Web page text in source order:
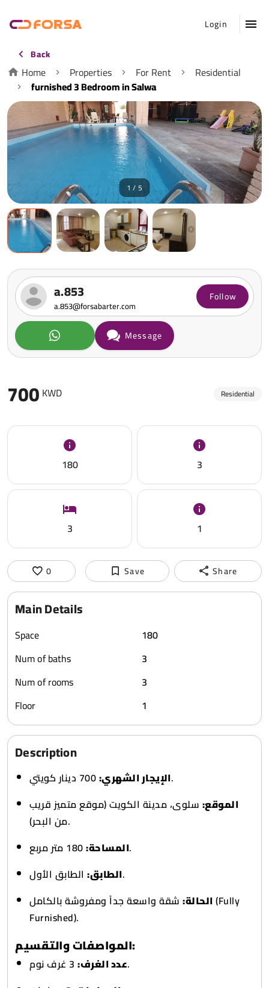
Login
Back
Home Properties For Rent
Residential
furnished 3 Bedroom in Salwa
700 KWD Residential
180 3
3 1
0 Save Share
Main Details
Space
180
Num of baths
3
Num of rooms
3
Floor
1
Description
الإيجار الشهري:700 دينار كويتي.
الموقع: سلوى، مدينة الكويت (موقع متميز قريب
من البحر).
المساحة:180 متر مربع.
الطابق:الطابق الأول.
الحالة: شقة واسعة جداً ومفروشة بالكامل (Fully
Furnished).
المواصفات والتقسيم:
عدد الغرف:3 غرف نوم.
1 / 5
a.853
a.853@forsabarter.com
Follow
Message